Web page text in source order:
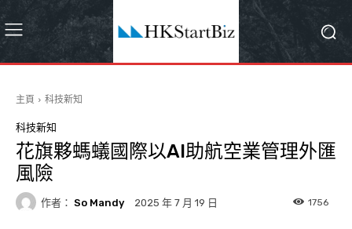
主頁 科技新知
科技新知
花旗夥螞蟻國際以AI助航空業管理外匯
風險
作者： So Mandy 2025 年 7 月 19 日 1756